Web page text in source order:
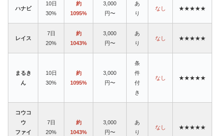
ハナビ
10日
30%
約
1095%
3,000
円〜
あ
り
なし ★★★★★
レイス
7日
20%
約
1043%
3,000
円〜
あ
り
なし ★★★★★
まるき
ん
10日
30%
約
1095%
3,000
円〜
条
件
付
き
なし ★★★★★
コウコ
ウ
ファイ
7日
20%
約
1043%
3,000
円〜
あ
り
なし ★★★★★